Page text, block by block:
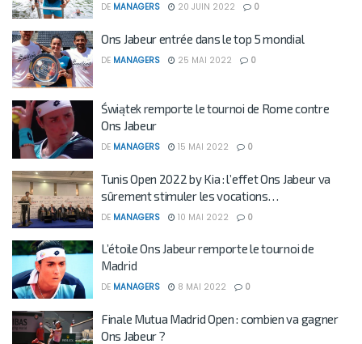
DE MANAGERS 20 JUIN 2022 0
Ons Jabeur entrée dans le top 5 mondial
DE MANAGERS 25 MAI 2022 0
Świątek remporte le tournoi de Rome contre
Ons Jabeur
DE MANAGERS 15 MAI 2022 0
Tunis Open 2022 by Kia : l’effet Ons Jabeur va
sûrement stimuler les vocations…
DE MANAGERS 10 MAI 2022 0
L’étoile Ons Jabeur remporte le tournoi de
Madrid
DE MANAGERS 8 MAI 2022 0
Finale Mutua Madrid Open : combien va gagner
Ons Jabeur ?